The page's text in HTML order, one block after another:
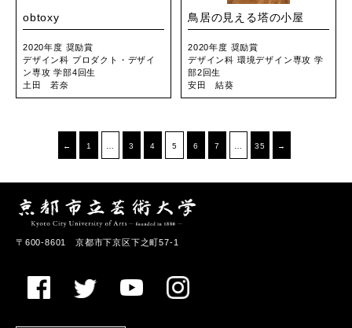
obtoxy
2020年度 奨励賞
デザイン科 プロダクト・デザイ
ン専攻 学部4回生
土田 若奈
鳥居の見える塔の小屋
2020年度 奨励賞
デザイン科 環境デザイン専攻 学
部2回生
安田 結葵
← 1 3 4 5 6 7 35 →
〒600-8601 京都市下京区下之町57-1